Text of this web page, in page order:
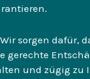
Wir sorgen dafür,
gerechte
und zügig zu